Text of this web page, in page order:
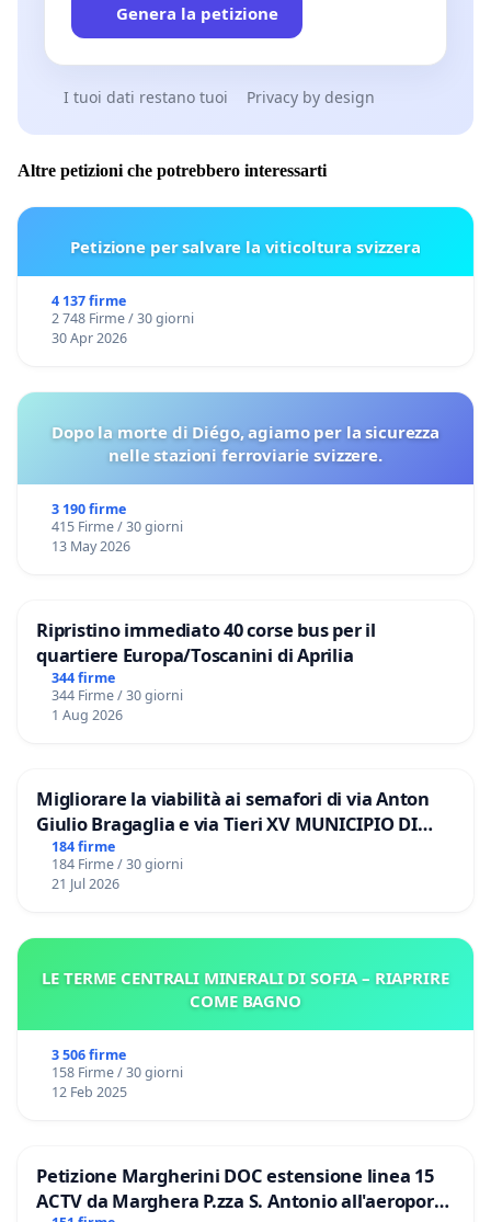
Genera la petizione
I tuoi dati restano tuoi Privacy by design
Altre petizioni che potrebbero interessarti
Petizione per salvare la viticoltura svizzera
4 137 firme
2 748 Firme / 30 giorni
30 Apr 2026
Dopo la morte di Diégo, agiamo per la sicurezza
nelle stazioni ferroviarie svizzere.
3 190 firme
415 Firme / 30 giorni
13 May 2026
Ripristino immediato 40 corse bus per il
quartiere Europa/Toscanini di Aprilia
344 firme
344 Firme / 30 giorni
1 Aug 2026
Migliorare la viabilità ai semafori di via Anton
Giulio Bragaglia e via Tieri XV MUNICIPIO DI
ROMA
184 firme
184 Firme / 30 giorni
21 Jul 2026
LE TERME CENTRALI MINERALI DI SOFIA – RIAPRIRE
COME BAGNO
3 506 firme
158 Firme / 30 giorni
12 Feb 2025
Petizione Margherini DOC estensione linea 15
ACTV da Marghera P.zza S. Antonio all'aeroporto